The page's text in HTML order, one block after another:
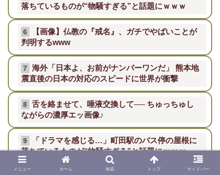
落ちているものが“物騒すぎる”と話題にｗｗｗ
6
【画像】仏教の『戒名』、ガチでやばいことが
判明するwww
7
海外「日本よ、お前がナンバーワンだ」 熊本地
震直後の日本の対応のスピードに世界が衝撃
8
舌を絡ませて、唾液交換して── ちゅっちゅし
ながらの濃厚エッ画像♪
9
「ドラマを感じる…」町田駅のバス停の屋根に
落ちているものが“物騒すぎる”と話題にｗｗｗ
メニュー ホーム 検索 トップ サイドバー